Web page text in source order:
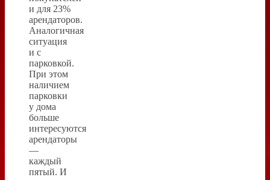
и для 23%
арендаторов.
Аналогичная
ситуация
и с
парковкой.
При этом
наличием
парковки
у дома
больше
интересуются
арендаторы
—
каждый
пятый. И